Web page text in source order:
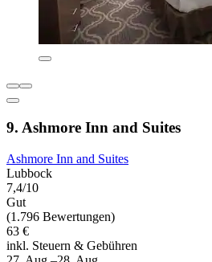
9. Ashmore Inn and Suites
Ashmore Inn and Suites
Lubbock
7,4/10
Gut
(1.796 Bewertungen)
63 €
inkl. Steuern & Gebühren